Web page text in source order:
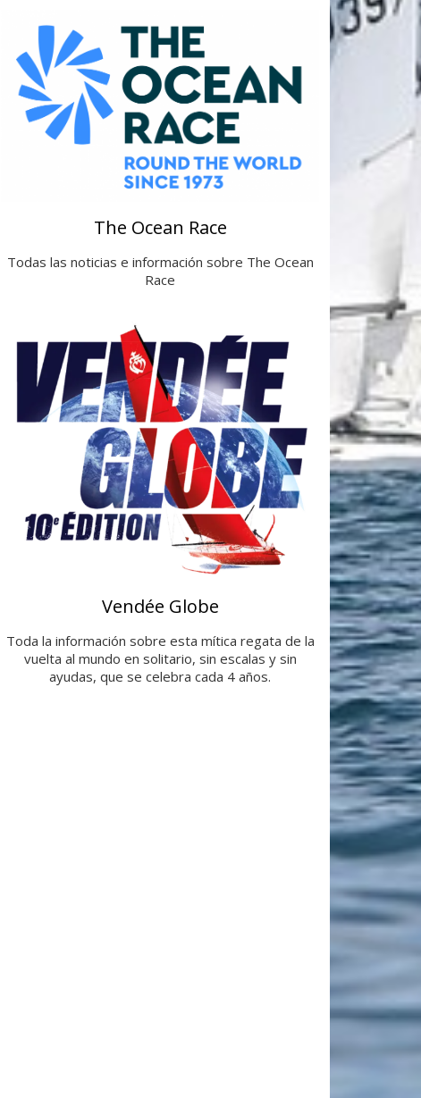
The Ocean Race
Todas las noticias e información sobre The Ocean
Race
Vendée Globe
Toda la información sobre esta mítica regata de la
vuelta al mundo en solitario, sin escalas y sin
ayudas, que se celebra cada 4 años.